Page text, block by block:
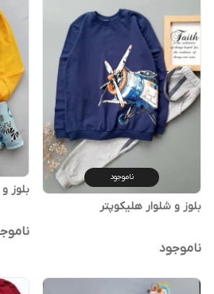
ناموجود
بلوز و شلوار هلیکوپتر
ناموجود
بلوز و